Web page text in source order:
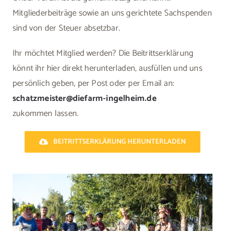
Mitgliederbeiträge sowie an uns gerichtete Sachspenden
sind von der Steuer absetzbar.
Ihr möchtet Mitglied werden? Die Beitrittserklärung
könnt ihr hier direkt herunterladen, ausfüllen und uns
persönlich geben, per Post oder per Email an:
schatzmeister@diefarm-ingelheim.de
zukommen lassen.
BEITRITTSERKLÄRUNG HERUNTERLADEN